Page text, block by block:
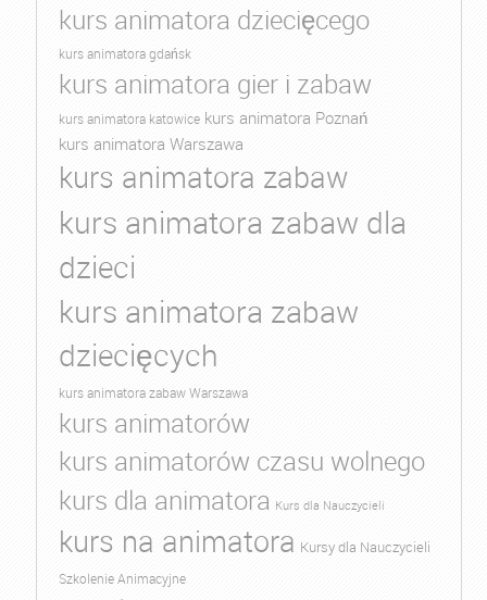
kurs animatora dziecięcego
kurs animatora gdańsk
kurs animatora gier i zabaw
kurs animatora katowice kurs animatora Poznań
kurs animatora Warszawa
kurs animatora zabaw
kurs animatora zabaw dla
dzieci
kurs animatora zabaw
dziecięcych
kurs animatora zabaw Warszawa
kurs animatorów
kurs animatorów czasu wolnego
kurs dla animatora Kurs dla Nauczycieli
kurs na animatora Kursy dla Nauczycieli
Szkolenie Animacyjne